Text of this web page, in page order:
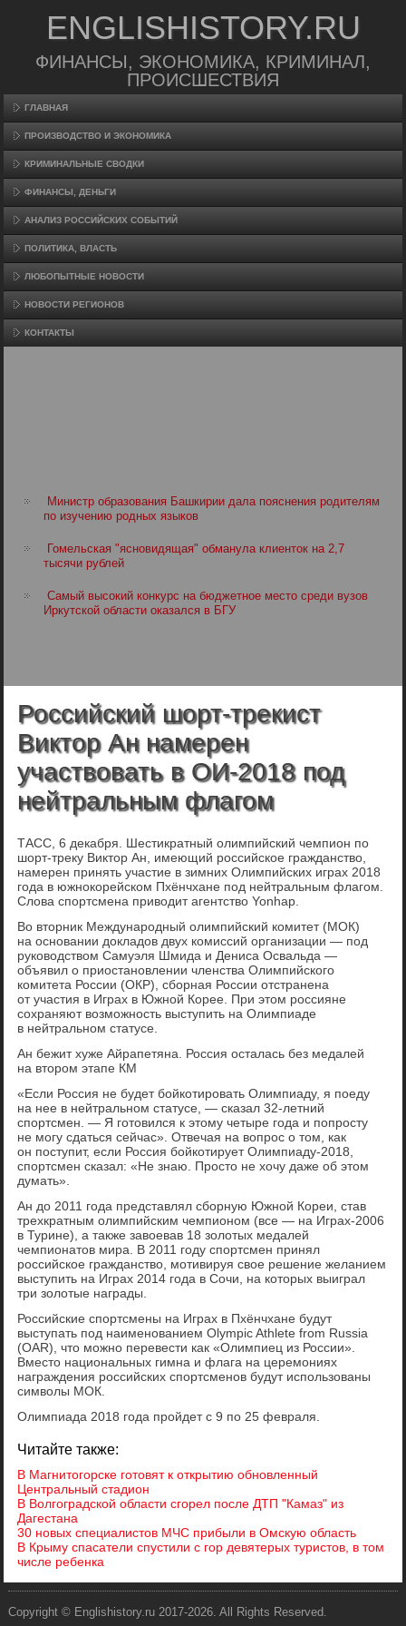
ENGLISHISTORY.RU
ФИНАНСЫ, ЭКОНОМИКА, КРИМИНАЛ,
ПРОИСШЕСТВИЯ
ГЛАВНАЯ
ПРОИЗВΟДСТВО И ЭКОНОМИКА
КРИМИНАЛЬНЫЕ СВОДКИ
ФИНАНСЫ, ДЕНЬГИ
АНАЛИЗ РОССИЙСКИХ СОБЫТИЙ
ПОЛИТИКА, ВЛАСТЬ
ЛЮБОПЫТНЫЕ НОВОСТИ
НОВОСТИ РЕГИОНОВ
КОНТАКТЫ
Министр образования Башкирии дала пояснения родителям
по изучению родных языков
Гомельская "ясновидящая" обманула клиенток на 2,7
тысячи рублей
Самый высокий конкурс на бюджетное место среди вузов
Иркутской области оказался в БГУ
Российский шорт-трекист
Виктор Ан намерен
участвовать в ОИ-2018 под
нейтральным флагом
ТАСС, 6 декабря. Шестикратный олимпийский чемпион по
шорт-треку Виктор Ан, имеющий российское гражданство,
намерен принять участие в зимних Олимпийских играх 2018
года в южнокорейском Пхёнчхане под нейтральным флагом.
Слова спортсмена приводит агентство Yonhap.
Во вторник Международный олимпийский комитет (МОК)
на основании докладов двух комиссий организации — под
руководством Самуэля Шмида и Дениса Освальда —
объявил о приостановлении членства Олимпийского
комитета России (ОКР), сборная России отстранена
от участия в Играх в Южной Корее. При этом россияне
сохраняют возможность выступить на Олимпиаде
в нейтральном статусе.
Ан бежит хуже Айрапетяна. Россия осталась без медалей
на втором этапе КМ
«Если Россия не будет бойкотировать Олимпиаду, я поеду
на нее в нейтральном статусе, — сказал 32-летний
спортсмен. — Я готовился к этому четыре года и попросту
не могу сдаться сейчас». Отвечая на вопрос о том, как
он поступит, если Россия бойкотирует Олимпиаду-2018,
спортсмен сказал: «Не знаю. Просто не хочу даже об этом
думать».
Ан до 2011 года представлял сборную Южной Кореи, став
трехкратным олимпийским чемпионом (все — на Играх-2006
в Турине), а также завоевав 18 золотых медалей
чемпионатов мира. В 2011 году спортсмен принял
российское гражданство, мотивируя свое решение желанием
выступить на Играх 2014 года в Сочи, на которых выиграл
три золотые награды.
Российские спортсмены на Играх в Пхёнчхане будут
выступать под наименованием Olympic Athlete from Russia
(OAR), что можно перевести как «Олимпиец из России».
Вместо национальных гимна и флага на церемониях
награждения российских спортсменов будут использованы
символы МОК.
Олимпиада 2018 года пройдет с 9 по 25 февраля.
Читайте также:
В Магнитогорске готовят к открытию обновленный
Центральный стадион
В Волгоградской области сгорел после ДТП "Камаз" из
Дагестана
30 новых специалистов МЧС прибыли в Омскую область
В Крыму спасатели спустили с гор девятерых туристов, в том
числе ребенка
Copyright © Englishistory.ru 2017-2026. All Rights Reserved.